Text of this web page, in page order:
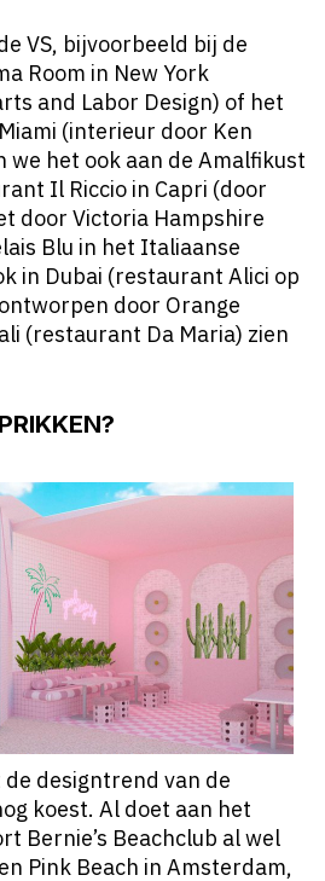
VS, bijvoorbeeld bij de
Room in New York
and Labor Design) of het
(interieur door Ken
we het ook aan de Amalfikust
Il Riccio in Capri (door
door Victoria Hampshire
Blu in het Italiaanse
in Dubai (restaurant Alici op
door Orange
(restaurant Da Maria) zien
designtrend van de
koest. Al doet aan het
Bernie’s Beachclub al wel
Pink Beach in Amsterdam,